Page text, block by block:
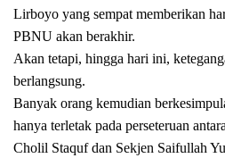
Lirboyo yang sempat memberikan
PBNU akan berakhir.
Akan tetapi, hingga hari ini,
berlangsung.
Banyak orang kemudian
hanya terletak pada perseteruan
Cholil Staquf dan Sekjen Saifullah